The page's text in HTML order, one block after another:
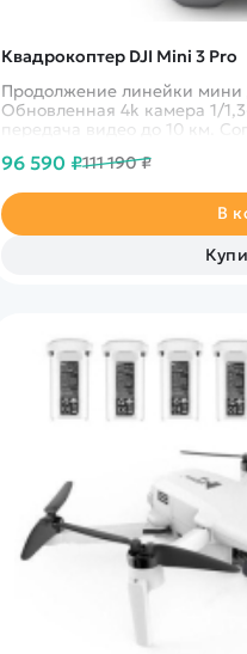
Квадрокоптер DJI Mini 3 Pro
Продолжение линейки мини
Обновленная 4k камера 1/
передача видео до 10 км.
96 590 ₽111 190 ₽
В